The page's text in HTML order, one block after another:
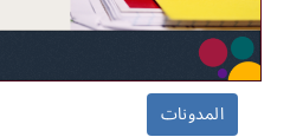
المدونات